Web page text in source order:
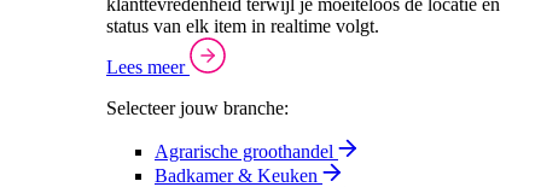
klanttevredenheid terwijl je moeiteloos de locatie en
status van elk item in realtime volgt.
Lees meer
Selecteer jouw branche:
Agrarische groothandel
Badkamer & Keuken